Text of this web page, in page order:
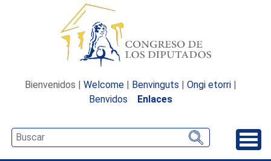
Bienvenidos | Welcome | Benvinguts | Ongi etorri |
Benvidos
Enlaces